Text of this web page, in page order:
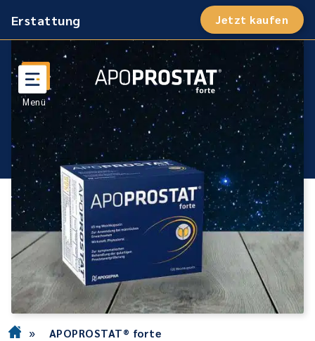
Erstattung Jetzt kaufen
» APOPROSTAT® forte